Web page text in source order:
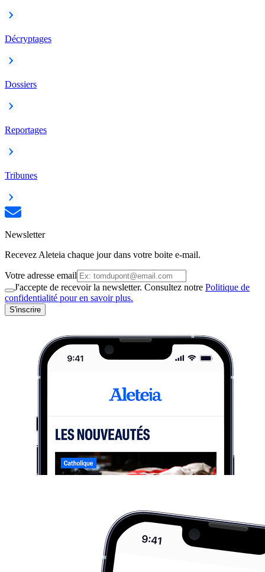
Décryptages
Dossiers
Reportages
Tribunes
Newsletter
Recevez Aleteia chaque jour dans votre boite e-mail.
Votre adresse email
J'accepte de recevoir la newsletter. Consultez notre Politique de
confidentialité pour en savoir plus.
S'inscrire